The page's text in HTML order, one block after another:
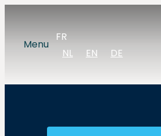
Menu
FR
NL
EN DE